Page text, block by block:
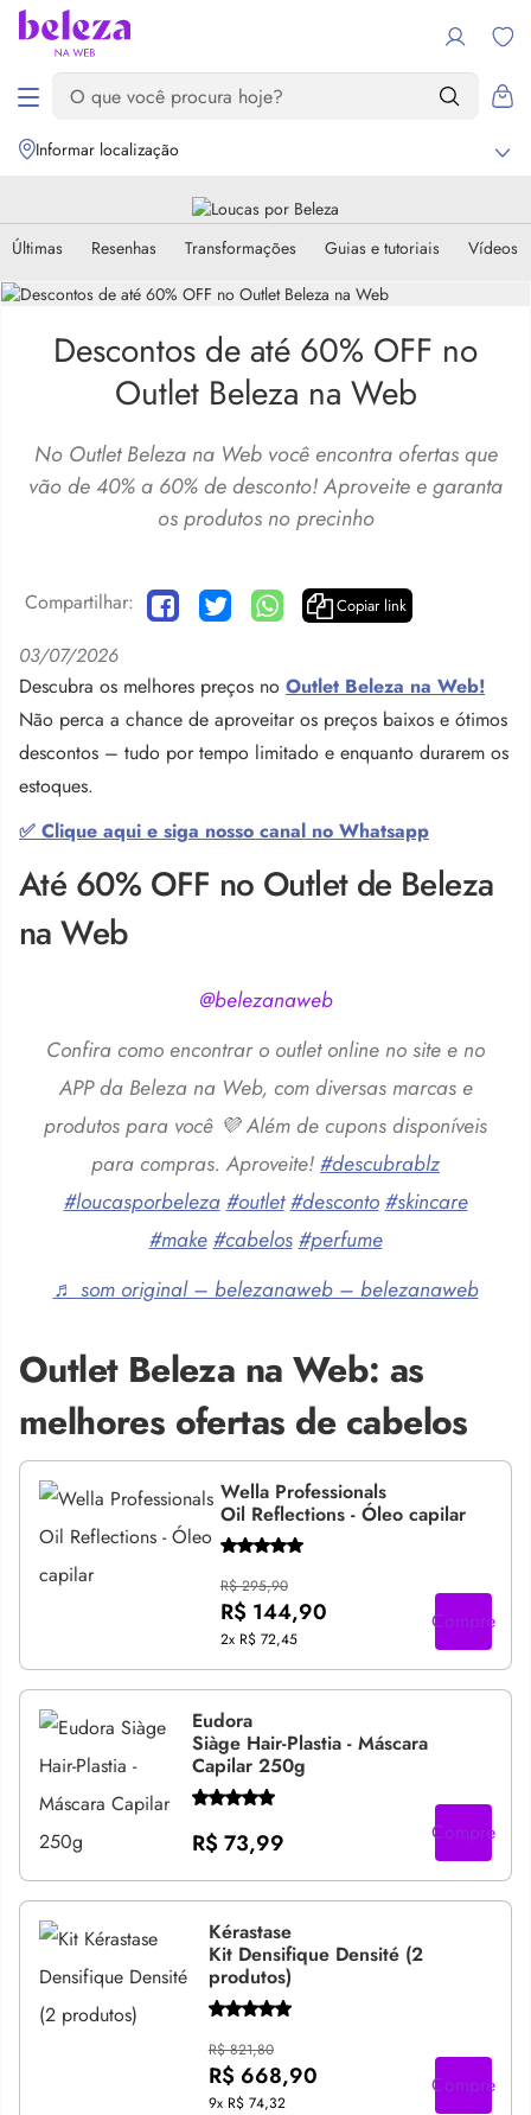
Informar localização
Últimas Resenhas Transformações Guias e tutoriais Vídeos
Descontos de até 60% OFF no
Outlet Beleza na Web
No Outlet Beleza na Web você encontra ofertas que
vão de 40% a 60% de desconto! Aproveite e garanta
os produtos no precinho
Compartilhar: Copiar link
03/07/2026
Descubra os melhores preços no Outlet Beleza na Web!
Não perca a chance de aproveitar os preços baixos e ótimos
descontos – tudo por tempo limitado e enquanto durarem os
estoques.
✅ Clique aqui e siga nosso canal no Whatsapp
Até 60% OFF no Outlet de Beleza
na Web
@belezanaweb
Confira como encontrar o outlet online no site e no
APP da Beleza na Web, com diversas marcas e
produtos para você 💜 Além de cupons disponíveis
para compras. Aproveite! #descubrablz
#loucasporbeleza #outlet #desconto #skincare
#make #cabelos #perfume
♬ som original – belezanaweb – belezanaweb
Outlet Beleza na Web: as
melhores ofertas de cabelos
Wella Professionals
Oil Reflections - Óleo capilar
R$ 295,90
R$ 144,90
2x R$ 72,45
Compre
Eudora
Siàge Hair-Plastia - Máscara
Capilar 250g
R$ 73,99 Compre
Kérastase
Kit Densifique Densité (2
produtos)
R$ 821,80
R$ 668,90
9x R$ 74,32
Compre